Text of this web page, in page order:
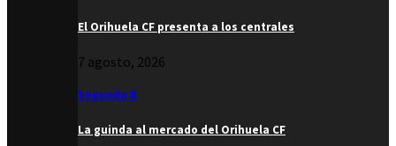
El Orihuela CF presenta a los centrales
7 agosto, 2026
Segunda B
La guinda al mercado del Orihuela CF